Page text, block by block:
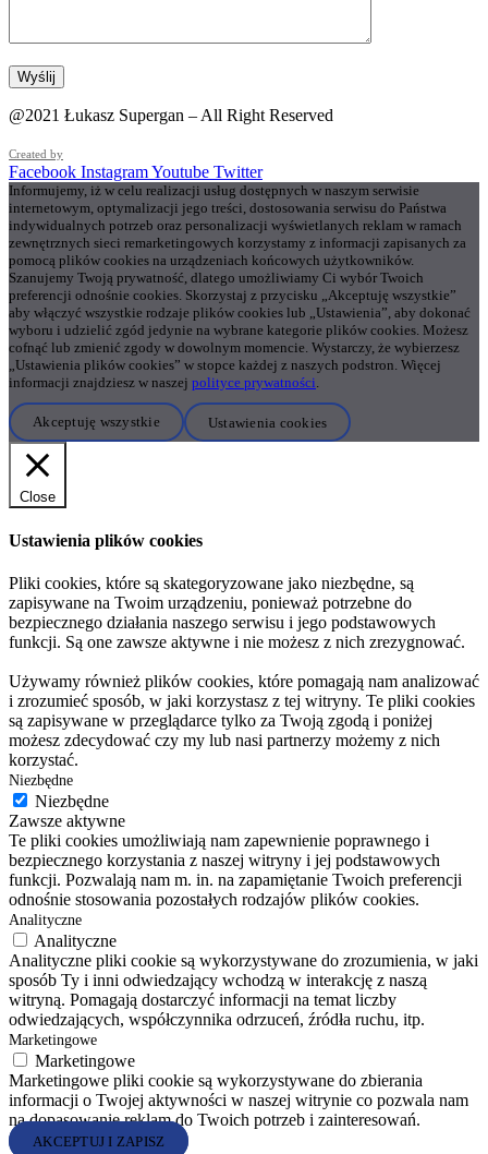
@2021 Łukasz Supergan – All Right Reserved
Created by
Facebook InstagramYoutube Twitter
Informujemy, iż w celu realizacji usług dostępnych w naszym serwisie
internetowym, optymalizacji jego treści, dostosowania serwisu do Państwa
indywidualnych potrzeb oraz personalizacji wyświetlanych reklam w ramach
zewnętrznych sieci remarketingowych korzystamy z informacji zapisanych za
pomocą plików cookies na urządzeniach końcowych użytkowników.
Szanujemy Twoją prywatność, dlatego umożliwiamy Ci wybór Twoich
preferencji odnośnie cookies. Skorzystaj z przycisku „Akceptuję wszystkie”
aby włączyć wszystkie rodzaje plików cookies lub „Ustawienia”, aby dokonać
wyboru i udzielić zgód jedynie na wybrane kategorie plików cookies. Możesz
cofnąć lub zmienić zgody w dowolnym momencie. Wystarczy, że wybierzesz
„Ustawienia plików cookies” w stopce każdej z naszych podstron. Więcej
informacji znajdziesz w naszej polityce prywatności
Akceptuję wszystkie Ustawienia cookies
Close
Ustawienia plików cookies
Pliki cookies, które są skategoryzowane jako niezbędne, są
zapisywane na Twoim urządzeniu, ponieważ potrzebne do
bezpiecznego działania naszego serwisu i jego podstawowych
funkcji. Są one zawsze aktywne i nie możesz z nich zrezygnować.
Używamy również plików cookies, które pomagają nam analizować
i zrozumieć sposób, w jaki korzystasz z tej witryny. Te pliki cookies
są zapisywane w przeglądarce tylko za Twoją zgodą i poniżej
możesz zdecydować czy my lub nasi partnerzy możemy z nich
korzystać.
Niezbędne
Niezbędne
Zawsze aktywne
Te pliki cookies umożliwiają nam zapewnienie poprawnego i
bezpiecznego korzystania z naszej witryny i jej podstawowych
funkcji. Pozwalają nam m. in. na zapamiętanie Twoich preferencji
odnośnie stosowania pozostałych rodzajów plików cookies.
Analityczne
Analityczne
Analityczne pliki cookie są wykorzystywane do zrozumienia, w jaki
sposób Ty i inni odwiedzający wchodzą w interakcję z naszą
witryną. Pomagają dostarczyć informacji na temat liczby
odwiedzających, współczynnika odrzuceń, źródła ruchu, itp.
Marketingowe
Marketingowe
Marketingowe pliki cookie są wykorzystywane do zbierania
informacji o Twojej aktywności w naszej witrynie co pozwala nam
na dopasowanie reklam do Twoich potrzeb i zainteresowań.
AKCEPTUJ I ZAPISZ